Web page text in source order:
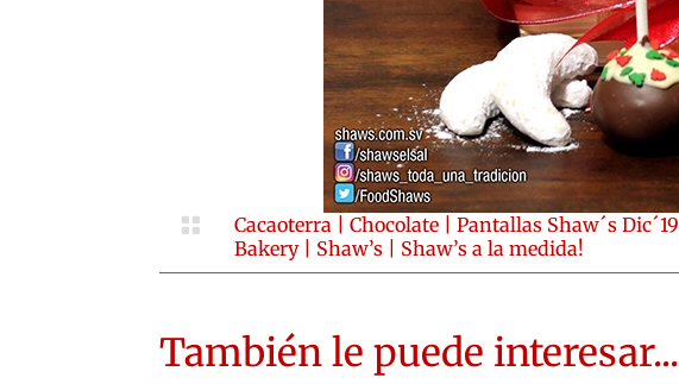
 Cacaoterra |Chocolate |Pantallas Shaw´s Dic´19
Bakery| Shaw’s Shaw’s a la medida!
También le puede interesar...